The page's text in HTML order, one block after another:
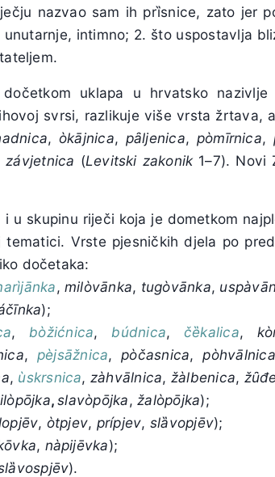
nazvao sam ih prȉsnice, zato jer
unutarnje, intimno; 2. što uspostavlja
uklapa u hrvatsko
svrsi, razlikuje više vrsta žrtava,
, òkājnica, pȃljenica, pòmīrnica,
závjetnica (Levitski zakonik1–7). Novi
u skupinu riječi koja je dometkom
tematici. Vrste pjesničkih djela po
dočetaka:
, milòvānka, tugòvānka, uspà
);
, bòžićnica, búdnica, čȅkalica,
, pèjsāžnica,pòčasnica,pòhvālnica
, ùskrsnica, zàhvālnica, žàlbenica,
,slavòpōjka,žalòpōjka);
, òtpjev, prípjev, slȁvopjēv);
, nàpijēvka);
).